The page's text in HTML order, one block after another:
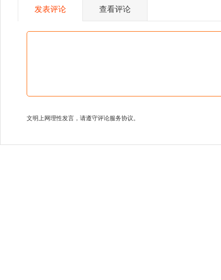
发表评论 查看评论
文明上网理性发言，请遵守评论服务协议。